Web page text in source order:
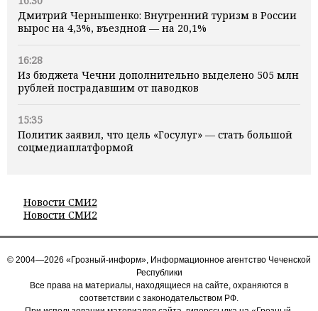
Дмитрий Чернышенко: Внутренний туризм в России
вырос на 4,3%, въездной — на 20,1%
16:28
Из бюджета Чечни дополнительно выделено 505 млн
рублей пострадавшим от паводков
15:35
Политик заявил, что цель «Госулуг» — стать большой
соцмедиаплатформой
Новости СМИ2
Новости СМИ2
© 2004—2026 «Грозный-информ», Информационное агентство Чеченской
Республики
Все права на материалы, находящиеся на сайте, охраняются в
соответствии с законодательством РФ.